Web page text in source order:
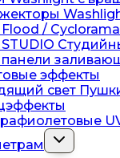
Flood / Cyclorama
STUDIO
панели
эффекты
свет
Переключить
дочернее